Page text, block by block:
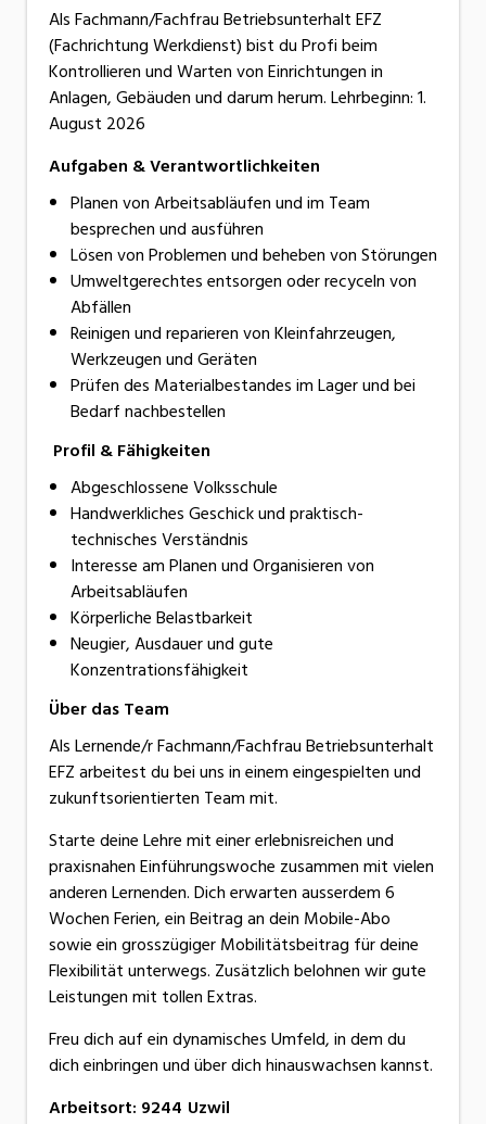
Als Fachmann/Fachfrau Betriebsunterhalt EFZ
(Fachrichtung Werkdienst) bist du Profi beim
Kontrollieren und Warten von Einrichtungen in
Anlagen, Gebäuden und darum herum. Lehrbeginn: 1.
August 2026
Aufgaben & Verantwortlichkeiten
Planen von Arbeitsabläufen und im Team
besprechen und ausführen
Lösen von Problemen und beheben von Störungen
Umweltgerechtes entsorgen oder recyceln von
Abfällen
Reinigen und reparieren von Kleinfahrzeugen,
Werkzeugen und Geräten
Prüfen des Materialbestandes im Lager und bei
Bedarf nachbestellen
Profil & Fähigkeiten
Abgeschlossene Volksschule
Handwerkliches Geschick und praktisch-
technisches Verständnis
Interesse am Planen und Organisieren von
Arbeitsabläufen
Körperliche Belastbarkeit
Neugier, Ausdauer und gute
Konzentrationsfähigkeit
Über das Team
Als Lernende/r Fachmann/Fachfrau Betriebsunterhalt
EFZ arbeitest du bei uns in einem eingespielten und
zukunftsorientierten Team mit.
Starte deine Lehre mit einer erlebnisreichen und
praxisnahen Einführungswoche zusammen mit vielen
anderen Lernenden. Dich erwarten ausserdem 6
Wochen Ferien, ein Beitrag an dein Mobile-Abo
sowie ein grosszügiger Mobilitätsbeitrag für deine
Flexibilität unterwegs. Zusätzlich belohnen wir gute
Leistungen mit tollen Extras.
Freu dich auf ein dynamisches Umfeld, in dem du
dich einbringen und über dich hinauswachsen kannst.
Arbeitsort: 9244 Uzwil